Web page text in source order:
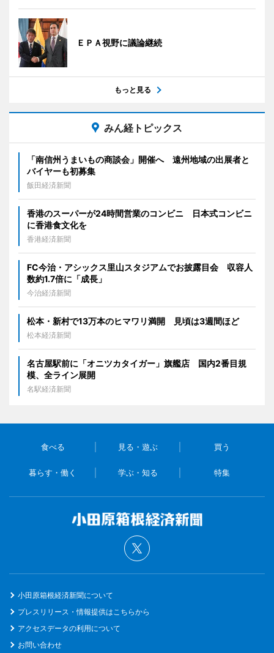
ＥＰＡ視野に議論継続
もっと見る
みん経トピックス
「南信州うまいもの商談会」開催へ 遠州地域の出展者と
バイヤーも初募集
飯田経済新聞
香港のスーパーが24時間営業のコンビニ 日本式コンビニ
に香港食文化を
香港経済新聞
FC今治・アシックス里山スタジアムでお披露目会 収容人
数約1.7倍に「成長」
今治経済新聞
松本・新村で13万本のヒマワリ満開 見頃は3週間ほど
松本経済新聞
名古屋駅前に「オニツカタイガー」旗艦店 国内2番目規
模、全ライン展開
名駅経済新聞
食べる 見る・遊ぶ 買う
暮らす・働く 学ぶ・知る 特集
小田原箱根経済新聞について
プレスリリース・情報提供はこちらから
アクセスデータの利用について
お問い合わせ